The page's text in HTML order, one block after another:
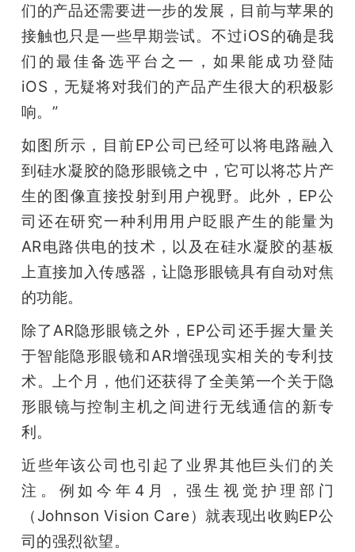
们的产品还需要进一步的发展，目前与苹果的
接触也只是一些早期尝试。不过iOS的确是我
们的最佳备选平台之一，如果能成功登陆
iOS，无疑将对我们的产品产生很大的积极影
响。”
如图所示，目前EP公司已经可以将电路融入
到硅水凝胶的隐形眼镜之中，它可以将芯片产
生的图像直接投射到用户视野。此外，EP公
司还在研究一种利用用户眨眼产生的能量为
AR电路供电的技术，以及在硅水凝胶的基板
上直接加入传感器，让隐形眼镜具有自动对焦
的功能。
除了AR隐形眼镜之外，EP公司还手握大量关
于智能隐形眼镜和AR增强现实相关的专利技
术。上个月，他们还获得了全美第一个关于隐
形眼镜与控制主机之间进行无线通信的新专
利。
近些年该公司也引起了业界其他巨头们的关
注。例如今年4月，强生视觉护理部门
（Johnson Vision Care）就表现出收购EP公
司的强烈欲望。